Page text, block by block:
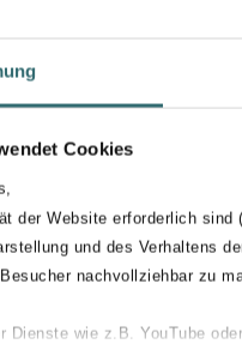
Cookies
der Website erforderlich sind
und des Verhaltens
nachvollziehbar zu
Dienste wie z.B. YouTube
via RF
via LED
verkrijgbaar